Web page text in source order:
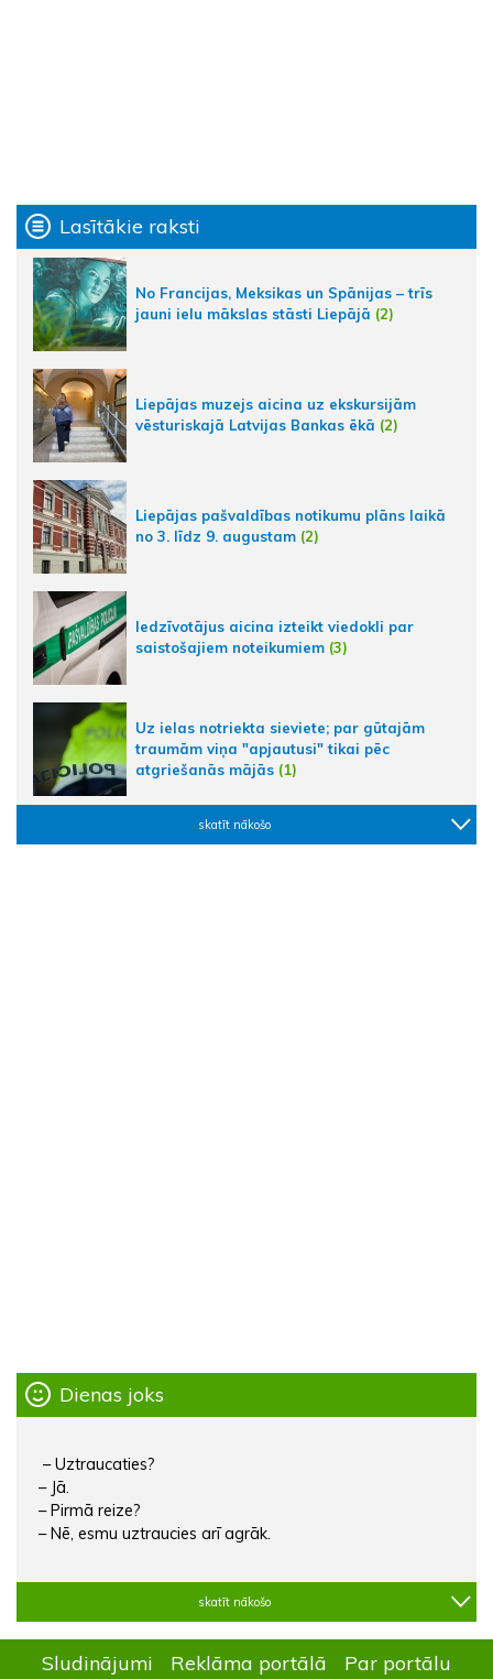
Lasītākie raksti
No Francijas, Meksikas un Spānijas – trīs
jauni ielu mākslas stāsti Liepājā (2)
Liepājas muzejs aicina uz ekskursijām
vēsturiskajā Latvijas Bankas ēkā (2)
Liepājas pašvaldības notikumu plāns laikā
no 3. līdz 9. augustam (2)
Iedzīvotājus aicina izteikt viedokli par
saistošajiem noteikumiem (3)
Uz ielas notriekta sieviete; par gūtajām
traumām viņa "apjautusi" tikai pēc
atgriešanās mājās (1)
skatīt nākošo
Dienas joks
– Uztraucaties?
– Jā.
– Pirmā reize?
– Nē, esmu uztraucies arī agrāk.
skatīt nākošo
Sludinājumi Reklāma portālā Par portālu